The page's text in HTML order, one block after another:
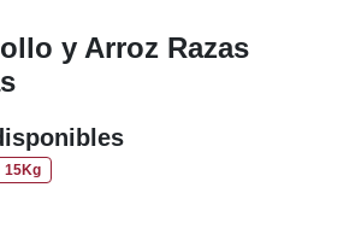
y Arroz Razas
15Kg